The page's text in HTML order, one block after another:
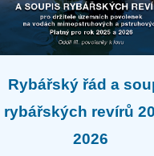
Rybářský řád a
rybářských revírů
2026